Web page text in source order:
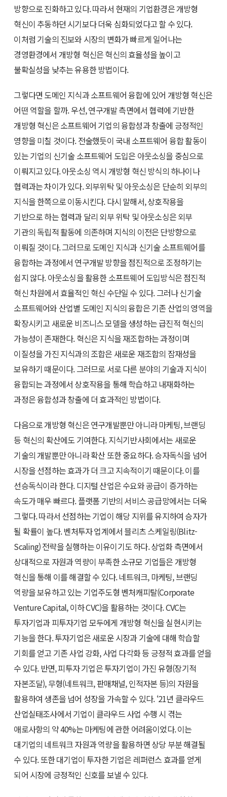
방향으로 진화하고 있다. 따라서 현재의 기업환경은 개방형
혁신이 추동하던 시기보다 더욱 심화되었다고 할 수 있다.
이처럼 기술의 진보와 시장의 변화가 빠르게 일어나는
경영환경에서 개방형 혁신은 혁신의 효율성을 높이고
불확실성을 낮추는 유용한 방법이다.
그렇다면 도메인 지식과 소프트웨어 융합에 있어 개방형 혁신은
어떤 역할을 할까. 우선, 연구개발 측면에서 협력에 기반한
개방형 혁신은 소프트웨어 기업의 융합성과 창출에 긍정적인
영향을 미칠 것이다. 전술했듯이 국내 소프트웨어 융합 활동이
있는 기업의 신기술 소프트웨어 도입은 아웃소싱을 중심으로
이뤄지고 있다. 아웃소싱 역시 개방형 혁신 방식의 하나이나
협력과는 차이가 있다. 외부위탁 및 아웃소싱은 단순히 외부의
지식을 한쪽으로 이동시킨다. 다시 말해서, 상호작용을
기반으로 하는 협력과 달리 외부 위탁 및 아웃소싱은 외부
기관의 독립적 활동에 의존하며 지식의 이전은 단방향으로
이뤄질 것이다. 그러므로 도메인 지식과 신기술 소프트웨어를
융합하는 과정에서 연구개발 방향을 점진적으로 조정하기는
쉽지 않다. 아웃소싱을 활용한 소프트웨어 도입방식은 점진적
혁신 차원에서 효율적인 혁신 수단일 수 있다. 그러나 신기술
소프트웨어와 산업별 도메인 지식의 융합은 기존 산업의 영역을
확장시키고 새로운 비즈니스 모델을 생성하는 급진적 혁신의
가능성이 존재한다. 혁신은 지식을 재조합하는 과정이며
이질성을 가진 지식과의 조합은 새로운 재조합의 잠재성을
보유하기 때문이다. 그러므로 서로 다른 분야의 기술과 지식이
융합되는 과정에서 상호작용을 통해 학습하고 내재화하는
과정은 융합성과 창출에 더 효과적인 방법이다.
다음으로 개방형 혁신은 연구개발뿐만 아니라 마케팅, 브랜딩
등 혁신의 확산에도 기여한다. 지식기반사회에서는 새로운
기술의 개발뿐만 아니라 확산 또한 중요하다. 승자독식을 넘어
시장을 선점하는 효과가 더 크고 지속적이기 때문이다. 이를
선승독식이라 한다. 디지털 산업은 수요와 공급이 증가하는
속도가 매우 빠르다. 플랫폼 기반의 서비스 공급망에서는 더욱
그렇다. 따라서 선점하는 기업이 해당 지위를 유지하여 승자가
될 확률이 높다. 벤처투자 업계에서 블리츠 스케일링(Blitz-
Scaling) 전략을 실행하는 이유이기도 하다. 상업화 측면에서
상대적으로 자원과 역량이 부족한 소규모 기업들은 개방형
혁신을 통해 이를 해결할 수 있다. 네트워크, 마케팅, 브랜딩
역량을 보유하고 있는 기업주도형 벤처캐피탈(Corporate
Venture Capital, 이하 CVC)을 활용하는 것이다. CVC는
투자기업과 피투자기업 모두에게 개방형 혁신을 실현시키는
기능을 한다. 투자기업은 새로운 시장과 기술에 대해 학습할
기회를 얻고 기존 사업 강화, 사업 다각화 등 긍정적 효과를 얻을
수 있다. 반면, 피투자 기업은 투자기업이 가진 유형(장기적
자본조달), 무형(네트워크, 판매채널, 인적자본 등)의 자원을
활용하여 생존을 넘어 성장을 가속할 수 있다. ‘21년 클라우드
산업실태조사에서 기업이 클라우드 사업 수행 시 겪는
애로사항의 약 40%는 마케팅에 관한 어려움이었다. 이는
대기업의 네트워크 자원과 역량을 활용하면 상당 부분 해결될
수 있다. 또한 대기업이 투자한 기업은 레퍼런스 효과를 얻게
되어 시장에 긍정적인 신호를 보낼 수 있다.